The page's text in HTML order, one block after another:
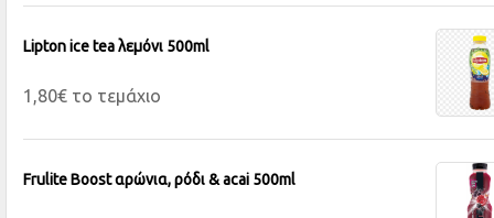
Lipton ice tea λεμόνι 500ml
1,80€ το τεμάχιο
Frulite Boost αρώνια, ρόδι & acai 500ml